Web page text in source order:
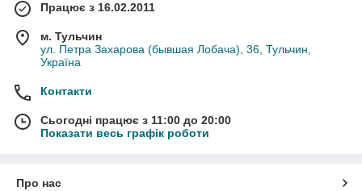
Працює з 16.02.2011
м. Тульчин
ул. Петра Захарова (бывшая Лобача), 36, Тульчин,
Україна
Контакти
Сьогодні працює з 11:00 до 20:00
Показати весь графік роботи
Про нас